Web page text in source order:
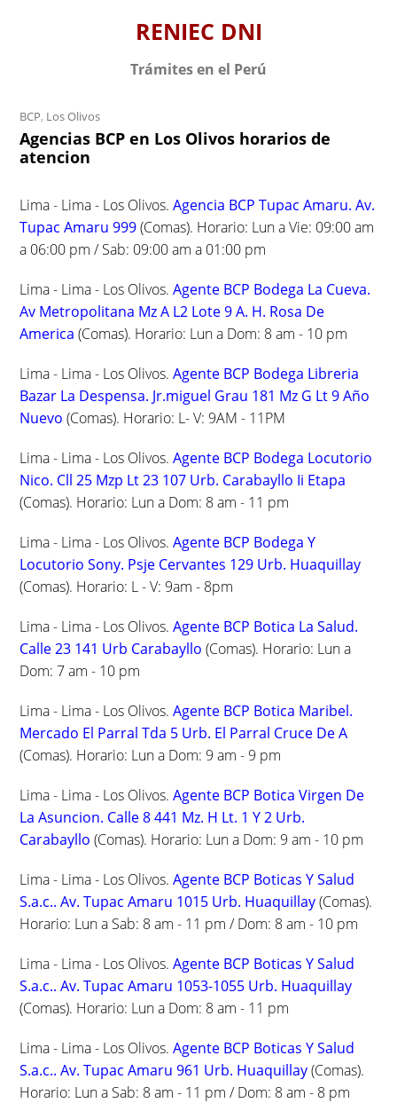
RENIEC DNI
Trámites en el Perú
BCP, Los Olivos
Agencias BCP en Los Olivos horarios de
atencion
Lima - Lima - Los Olivos.Agencia BCP Tupac Amaru. Av.
Tupac Amaru 999(Comas). Horario: Lun a Vie: 09:00 am
a 06:00 pm / Sab: 09:00 am a 01:00 pm
Lima - Lima - Los Olivos.Agente BCP Bodega La Cueva.
Av Metropolitana Mz A L2 Lote 9 A. H. Rosa De
America (Comas). Horario: Lun a Dom: 8 am - 10 pm
Lima - Lima - Los Olivos.Agente BCP Bodega Libreria
Bazar La Despensa. Jr.miguel Grau 181 Mz G Lt 9 Año
Nuevo (Comas). Horario: L- V: 9AM - 11PM
Lima - Lima - Los Olivos.Agente BCP Bodega Locutorio
Nico. Cll 25 Mzp Lt 23 107 Urb. Carabayllo Ii Etapa
(Comas). Horario: Lun a Dom: 8 am - 11 pm
Lima - Lima - Los Olivos.Agente BCP Bodega Y
Locutorio Sony. Psje Cervantes 129 Urb. Huaquillay
(Comas). Horario: L - V: 9am - 8pm
Lima - Lima - Los Olivos.Agente BCP Botica La Salud.
Calle 23 141 Urb Carabayllo (Comas). Horario: Lun a
Dom: 7 am - 10 pm
Lima - Lima - Los Olivos.Agente BCP Botica Maribel.
Mercado El Parral Tda 5 Urb. El Parral Cruce De A
(Comas). Horario: Lun a Dom: 9 am - 9 pm
Lima - Lima - Los Olivos.Agente BCP Botica Virgen De
La Asuncion. Calle 8 441 Mz. H Lt. 1 Y 2 Urb.
Carabayllo (Comas). Horario: Lun a Dom: 9 am - 10 pm
Lima - Lima - Los Olivos.Agente BCP Boticas Y Salud
S.a.c.. Av. Tupac Amaru 1015 Urb. Huaquillay(Comas).
Horario: Lun a Sab: 8 am - 11 pm / Dom: 8 am - 10 pm
Lima - Lima - Los Olivos.Agente BCP Boticas Y Salud
S.a.c.. Av. Tupac Amaru 1053-1055 Urb. Huaquillay
(Comas). Horario: Lun a Dom: 8 am - 11 pm
Lima - Lima - Los Olivos.Agente BCP Boticas Y Salud
S.a.c.. Av. Tupac Amaru 961 Urb. Huaquillay(Comas).
Horario: Lun a Sab: 8 am - 11 pm / Dom: 8 am - 8 pm